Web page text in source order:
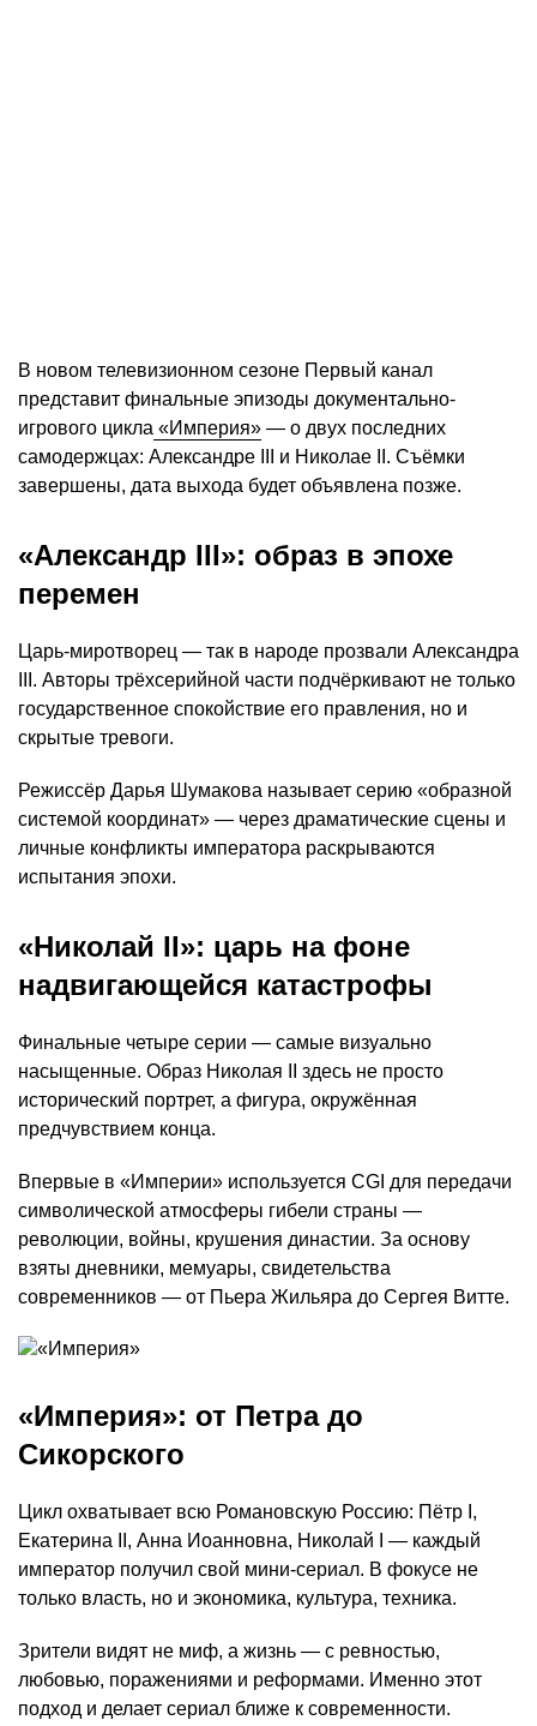
В новом телевизионном сезоне Первый канал
представит финальные эпизоды документально-
игрового цикла «Империя» — о двух последних
самодержцах: Александре III и Николае II. Съёмки
завершены, дата выхода будет объявлена позже.
«Александр III»: образ в эпохе
перемен
Царь-миротворец — так в народе прозвали Александра
III. Авторы трёхсерийной части подчёркивают не только
государственное спокойствие его правления, но и
скрытые тревоги.
Режиссёр Дарья Шумакова называет серию «образной
системой координат» — через драматические сцены и
личные конфликты императора раскрываются
испытания эпохи.
«Николай II»: царь на фоне
надвигающейся катастрофы
Финальные четыре серии — самые визуально
насыщенные. Образ Николая II здесь не просто
исторический портрет, а фигура, окружённая
предчувствием конца.
Впервые в «Империи» используется CGI для передачи
символической атмосферы гибели страны —
революции, войны, крушения династии. За основу
взяты дневники, мемуары, свидетельства
современников — от Пьера Жильяра до Сергея Витте.
«Империя»: от Петра до
Сикорского
Цикл охватывает всю Романовскую Россию: Пётр I,
Екатерина II, Анна Иоанновна, Николай I — каждый
император получил свой мини-сериал. В фокусе не
только власть, но и экономика, культура, техника.
Зрители видят не миф, а жизнь — с ревностью,
любовью, поражениями и реформами. Именно этот
подход и делает сериал ближе к современности.